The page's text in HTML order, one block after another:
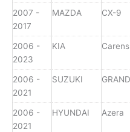
2007 -
2017
MAZDA CX-9
2006 -
2023
KIA Carens
2006 -
2021
SUZUKI
2006 -
2021
HYUNDAI Azera